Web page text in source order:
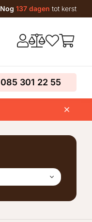
Nog 137 dagen tot kerst
085 301 22 55